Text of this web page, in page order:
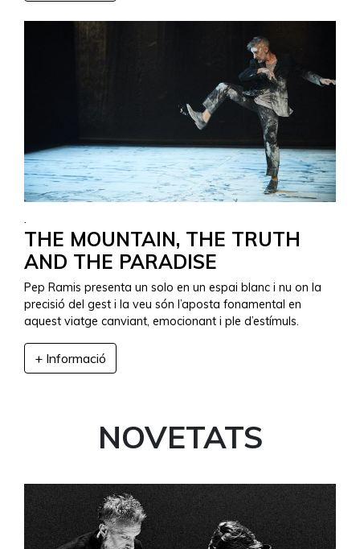
THE MOUNTAIN, THE TRUTH
AND THE PARADISE
Pep Ramis presenta un solo en un espai blanc i nu on la
precisió del gest i la veu són l’aposta fonamental en
aquest viatge canviant, emocionant i ple d’estí­muls.
+ Informació
NOVETATS